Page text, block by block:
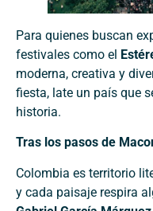
Para quienes buscan
festivales como el
moderna, creativa y
fiesta, late un país que
historia.
Tras los pasos de
Colombia es territorio
y cada paisaje respira